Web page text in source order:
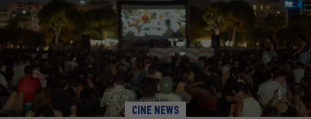
CINE NEWS